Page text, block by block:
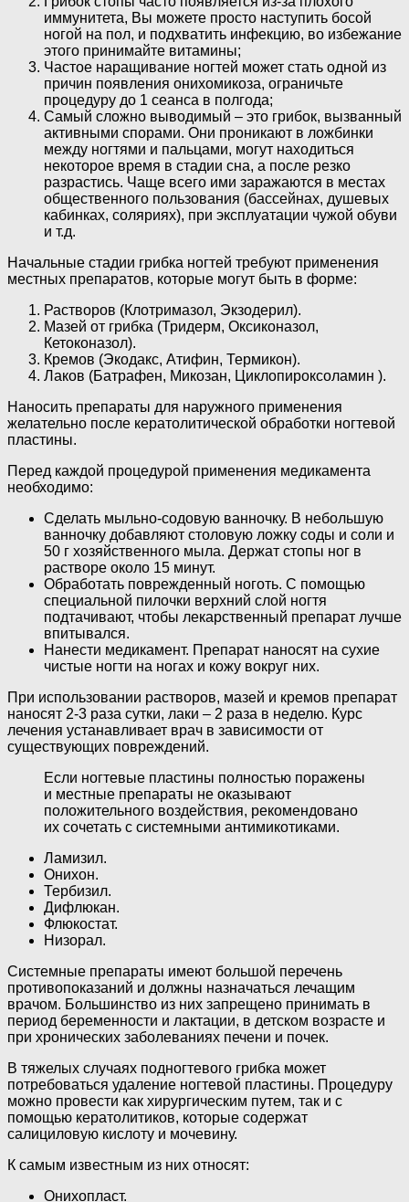
иммунитета, Вы можете просто наступить босой
ногой на пол, и подхватить инфекцию, во избежание
этого принимайте витамины;
Частое наращивание ногтей может стать одной из
причин появления онихомикоза, ограничьте
процедуру до 1 сеанса в полгода;
Самый сложно выводимый – это грибок, вызванный
активными спорами. Они проникают в ложбинки
между ногтями и пальцами, могут находиться
некоторое время в стадии сна, а после резко
разрастись. Чаще всего ими заражаются в местах
общественного пользования (бассейнах, душевых
кабинках, соляриях), при эксплуатации чужой обуви
и т.д.
Начальные стадии грибка ногтей требуют применения
местных препаратов, которые могут быть в форме:
Растворов (Клотримазол, Экзодерил).
Мазей от грибка (Тридерм, Оксиконазол,
Кетоконазол).
Кремов (Экодакс, Атифин, Термикон).
Лаков (Батрафен, Микозан, Циклопироксоламин ).
Наносить препараты для наружного применения
желательно после кератолитической обработки ногтевой
пластины.
Перед каждой процедурой применения медикамента
необходимо:
Сделать мыльно-содовую ванночку. В небольшую
ванночку добавляют столовую ложку соды и соли и
50 г хозяйственного мыла. Держат стопы ног в
растворе около 15 минут.
Обработать поврежденный ноготь. С помощью
специальной пилочки верхний слой ногтя
подтачивают, чтобы лекарственный препарат лучше
впитывался.
Нанести медикамент. Препарат наносят на сухие
чистые ногти на ногах и кожу вокруг них.
При использовании растворов, мазей и кремов препарат
наносят 2-3 раза сутки, лаки – 2 раза в неделю. Курс
лечения устанавливает врач в зависимости от
существующих повреждений.
Если ногтевые пластины полностью поражены
и местные препараты не оказывают
положительного воздействия, рекомендовано
их сочетать с системными антимикотиками.
Ламизил.
Онихон.
Тербизил.
Дифлюкан.
Флюкостат.
Низорал.
Системные препараты имеют большой перечень
противопоказаний и должны назначаться лечащим
врачом. Большинство из них запрещено принимать в
период беременности и лактации, в детском возрасте и
при хронических заболеваниях печени и почек.
В тяжелых случаях подногтевого грибка может
потребоваться удаление ногтевой пластины. Процедуру
можно провести как хирургическим путем, так и с
помощью кератолитиков, которые содержат
салициловую кислоту и мочевину.
К самым известным из них относят:
Онихопласт.